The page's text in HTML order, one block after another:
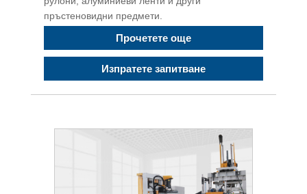
пръстеновидни предмети.
Прочетете още
Изпратете запитване